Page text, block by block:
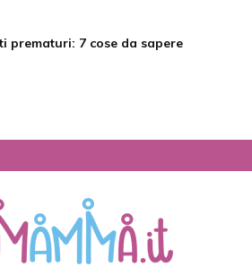
prematuri: 7 cose da sapere